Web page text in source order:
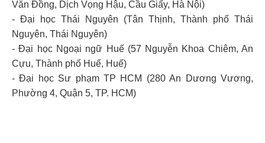
Văn Đồng, Dịch Vọng Hậu, Cầu Giấy, Hà Nội)
- Đại học Thái Nguyên (Tân Thịnh, Thành phố Thái
Nguyên, Thái Nguyên)
- Đại học Ngoại ngữ Huế (57 Nguyễn Khoa Chiêm, An
Cựu, Thành phố Huế, Huế)
- Đại học Sư phạm TP HCM (280 An Dương Vương,
Phường 4, Quận 5, TP. HCM)